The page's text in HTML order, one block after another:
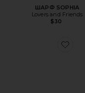
ШАРФ SOPHIA
Lovers and Friends
$30